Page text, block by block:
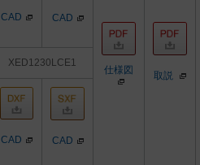
仕様図 取説
CAD CAD
XED1230LCE1
CAD CAD